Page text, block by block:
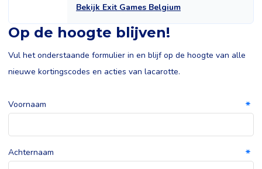
Bekijk Exit Games Belgium
Op de hoogte blijven!
Vul het onderstaande formulier in en blijf op de hoogte van alle
nieuwe kortingscodes en acties van lacarotte.
Voornaam
Achternaam